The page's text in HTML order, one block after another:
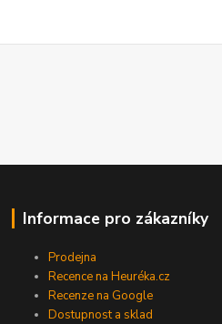
Informace pro zákazníky
Prodejna
Recence na Heuréka.cz
Recenze na Google
Dostupnost a sklad